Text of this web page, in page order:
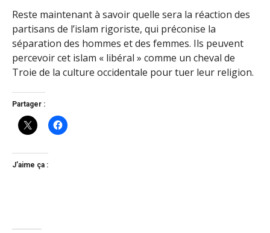
Reste maintenant à savoir quelle sera la réaction des
partisans de l’islam rigoriste, qui préconise la
séparation des hommes et des femmes. Ils peuvent
percevoir cet islam « libéral » comme un cheval de
Troie de la culture occidentale pour tuer leur religion.
Partager :
J’aime ça :